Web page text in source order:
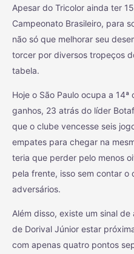
Apesar do Tricolor ainda ter
Campeonato Brasileiro, para
não só que melhorar seu
torcer por diversos tropeços
tabela.
Hoje o São Paulo ocupa a
ganhos, 23 atrás do líder
que o clube vencesse seis
empates para chegar na
teria que perder pelo menos
pela frente, isso sem contar o
adversários.
Além disso, existe um sinal
de Dorival Júnior estar
com apenas quatro pontos